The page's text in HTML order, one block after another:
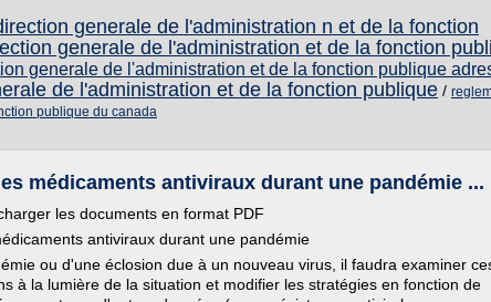
generale de l'administration n et de la fonction
generale de l'administration et de la fonction
generale de l'administration et de la fonction publique
de l'administration et de la fonction publique /
publique du canada
médicaments antiviraux durant une pandémie ...
les documents en format PDF
antiviraux durant une pandémie
ou d'une éclosion due à un nouveau virus, il faudra examiner
à la lumière de la situation et modifier les stratégies en fonction de